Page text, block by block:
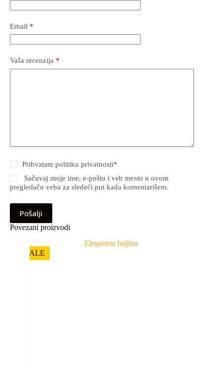
Email *
Vaša recenzija *
Prihvatampolitiku privatnosti*
Sačuvaj moje ime, e-poštu i veb mesto u ovom
pregledaču veba za sledeći put kada komentarišem.
Pošalji
Povezani proizvodi
SALE